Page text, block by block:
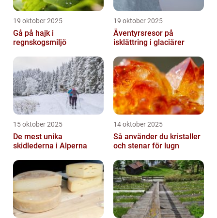
19 oktober 2025
Gå på hajk i
regnskogsmiljö
19 oktober 2025
Äventyrsresor på
isklättring i glaciärer
15 oktober 2025
De mest unika
skidlederna i Alperna
14 oktober 2025
Så använder du kristaller
och stenar för lugn